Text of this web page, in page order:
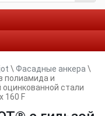
\ Фасадные анкера \
полиамида и
стали
160 F